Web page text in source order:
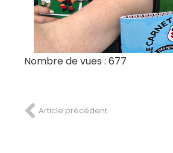
Nombre de vues : 677
Article précédent